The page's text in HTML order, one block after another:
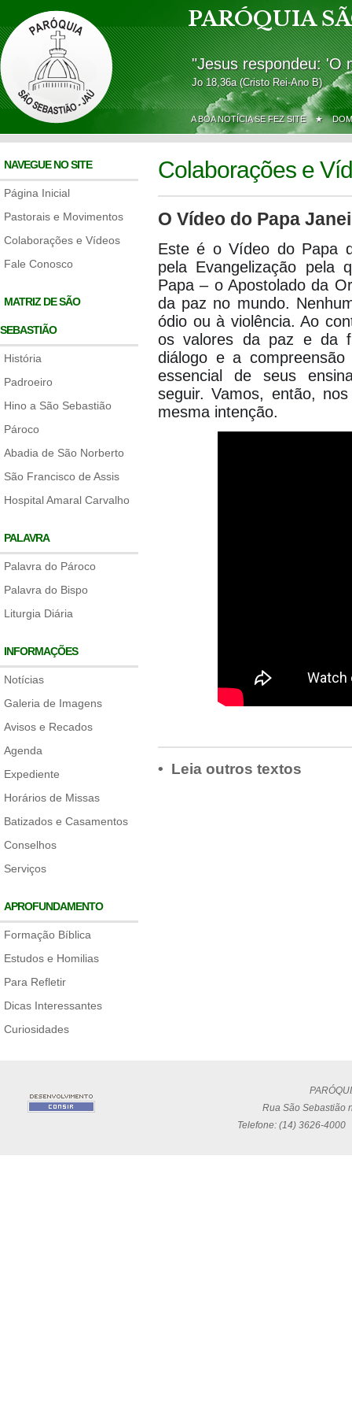
PARÓQUIA
"Jesus respondeu: 'O
Jo 18,36a (Cristo Rei-Ano B)
A BOA NOTÍCIA SE FEZ SITE ★
NAVEGUE NO SITE
Página Inicial
Pastorais e Movimentos
Colaborações e Vídeos
Fale Conosco
MATRIZ DE SÃO
SEBASTIÃO
História
Padroeiro
Hino a São Sebastião
Pároco
Abadia de São Norberto
São Francisco de Assis
Hospital Amaral Carvalho
PALAVRA
Palavra do Pároco
Palavra do Bispo
Liturgia Diária
INFORMAÇÕES
Notícias
Galeria de Imagens
Avisos e Recados
Agenda
Expediente
Horários de Missas
Batizados e Casamentos
Conselhos
Serviços
APROFUNDAMENTO
Formação Bíblica
Estudos e Homilias
Para Refletir
Dicas Interessantes
Curiosidades
Colaborações e
O Vídeo do Papa
Este é o Vídeo do Papa
pela Evangelização pela
Papa – o Apostolado da
da paz no mundo.
ódio ou à violência. Ao
os valores da paz e da
diálogo e a
essencial de seus
seguir. Vamos, então,
mesma intenção.
• Leia outros textos
Rua São Sebastião
Telefone: (14) 3626-